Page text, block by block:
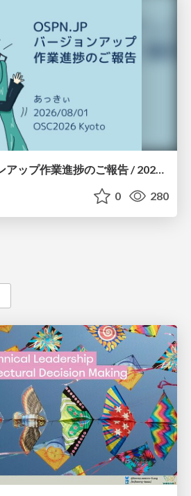
OSPN.JPバージョンアップ作業進捗のご報告 / 20260801-osc26kyoto
0 280